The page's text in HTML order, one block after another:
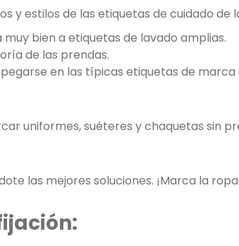
y estilos de las etiquetas de cuidado de
bien a etiquetas de lavado amplias.
de las prendas.
en las típicas etiquetas de marca
uniformes, suéteres y chaquetas sin
las mejores soluciones. ¡Marca la